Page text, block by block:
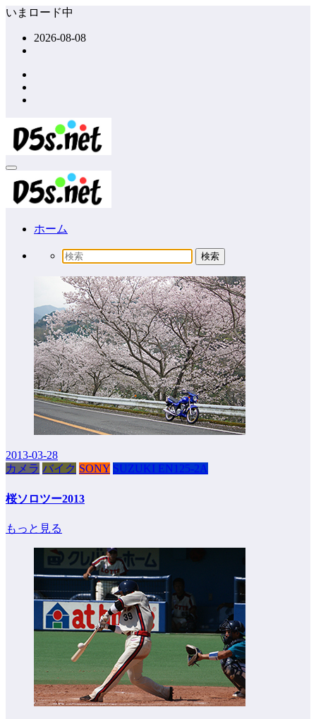
コ
ッ
プ
いまロード中
2026-08-08
ホーム
2013-03-28
カメラ バイク SONY SUZUKI EN125-2A
桜ソロツー2013
もっと見る